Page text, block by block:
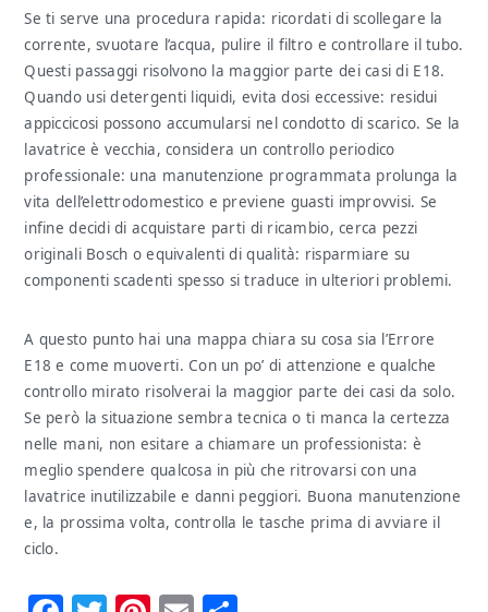
Se ti serve una procedura rapida: ricordati di scollegare la
corrente, svuotare l’acqua, pulire il filtro e controllare il tubo.
Questi passaggi risolvono la maggior parte dei casi di E18.
Quando usi detergenti liquidi, evita dosi eccessive: residui
appiccicosi possono accumularsi nel condotto di scarico. Se la
lavatrice è vecchia, considera un controllo periodico
professionale: una manutenzione programmata prolunga la
vita dell’elettrodomestico e previene guasti improvvisi. Se
infine decidi di acquistare parti di ricambio, cerca pezzi
originali Bosch o equivalenti di qualità: risparmiare su
componenti scadenti spesso si traduce in ulteriori problemi.
A questo punto hai una mappa chiara su cosa sia l’Errore
E18 e come muoverti. Con un po’ di attenzione e qualche
controllo mirato risolverai la maggior parte dei casi da solo.
Se però la situazione sembra tecnica o ti manca la certezza
nelle mani, non esitare a chiamare un professionista: è
meglio spendere qualcosa in più che ritrovarsi con una
lavatrice inutilizzabile e danni peggiori. Buona manutenzione
e, la prossima volta, controlla le tasche prima di avviare il
ciclo.